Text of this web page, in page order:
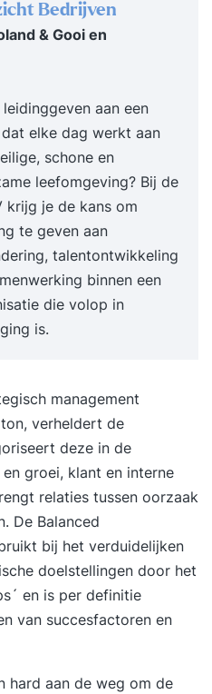
Een strategiekaart
succesfactoren
kennen
Prestatie-
plaats van de balanced
begrijpen
en in een
De balanced scorecard
plaatsen
Controller Hoofd
Projectmedewerker
Manager ICT Staflid
scorecard op te
organisatie om te
van de realisatie
en faalfactoren van
implentatie
Bedrijven
& Gooi en
aan een
elke dag werkt aan
schone en
leefomgeving? Bij de
krijg je de kans om
te geven aan
talentontwikkeling
binnen een
die volop in
is.
management
verheldert de
deze in de
groei, klant en interne
relaties tussen oorzaak
De Balanced
bij het verduidelijken
doelstellingen door het
en is per definitie
van succesfactoren en
hard aan de weg om de